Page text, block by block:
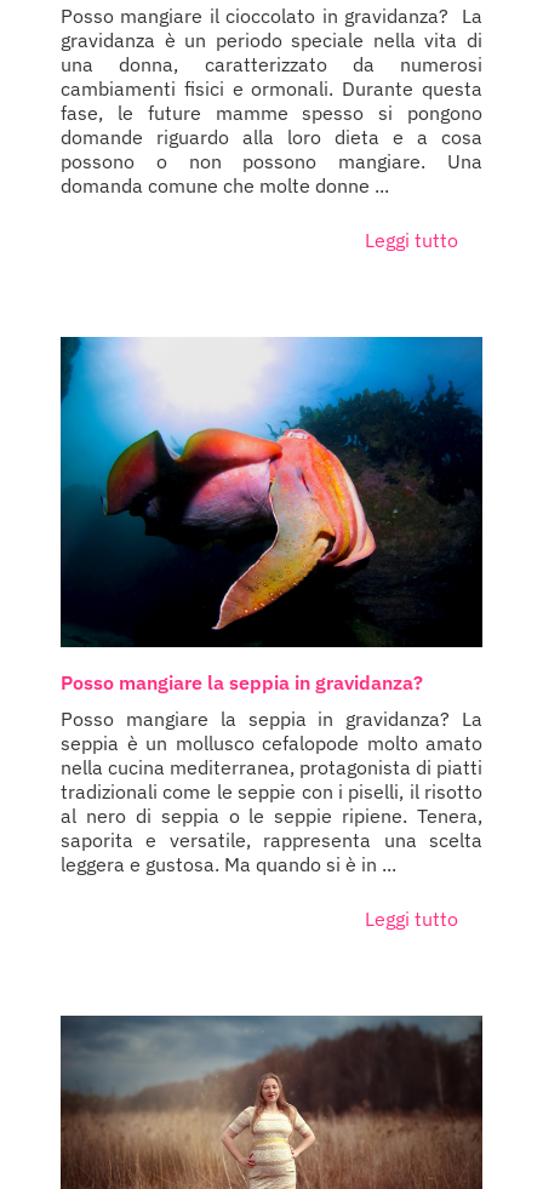
Posso mangiare il cioccolato in gravidanza? La
gravidanza è un periodo speciale nella vita di
una donna, caratterizzato da numerosi
cambiamenti fisici e ormonali. Durante questa
fase, le future mamme spesso si pongono
domande riguardo alla loro dieta e a cosa
possono o non possono mangiare. Una
domanda comune che molte donne ...
Leggi tutto
Posso mangiare la seppia in gravidanza?
Posso mangiare la seppia in gravidanza? La
seppia è un mollusco cefalopode molto amato
nella cucina mediterranea, protagonista di piatti
tradizionali come le seppie con i piselli, il risotto
al nero di seppia o le seppie ripiene. Tenera,
saporita e versatile, rappresenta una scelta
leggera e gustosa. Ma quando si è in ...
Leggi tutto